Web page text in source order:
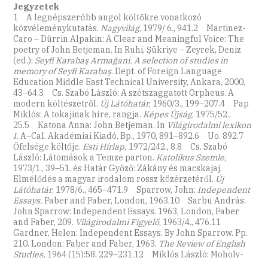
Jegyzetek
1 A legnépszerűbb angol költőkre vonatkozó
közvéleménykutatás. Nagyvilág, 1979/ 6., 941.2 Martinez-
Caro – Dürrin Alpakin: A Clear and Meaningful Voice: The
poetry of John Betjeman. In Ruhi, Şükriye – Zeyrek, Deniz
(ed.): Seyfi Karabaş Armağani. A selection of studies in
memory of Seyfi Karabaş. Dept. of Foreign Language
Education Middle East Technical University, Ankara, 2000,
43–64.3 Cs. Szabó László: A szétszaggatott Orpheus. A
modern költészetről. Új Látóhatár, 1960/3., 199–207.4 Pap
Miklós: A tokajinak híre, rangja. Képes Újság, 1975/52.,
25.5 Katona Anna: John Betjeman. In Világirodalmi lexikon
I. A–Cal. Akadémiai Kiadó, Bp., 1970, 891–892.6 Uo. 892.7
Őfelsége költője. Esti Hírlap, 1972/242., 8.8 Cs. Szabó
László: Látomások a Temze parton. Katolikus Szemle,
1973/1., 39–51. és Határ Győző: Zákány és macskajaj.
Elmélődés a magyar irodalom rossz közérzetéről. Új
Látóhatár, 1978/6., 465–471.9 Sparrow, John: Independent
Essays. Faber and Faber, London, 1963.10 Sarbu András:
John Sparrow: Independent Essays. 1963, London, Faber
and Faber, 209. Világirodalmi Figyelő, 1963/4., 476.11
Gardner, Helen: Independent Essays. By John Sparrow. Pp.
210. London: Faber and Faber, 1963. The Review of English
Studies, 1964 (15):58, 229–231.12 Miklós László: Moholy-